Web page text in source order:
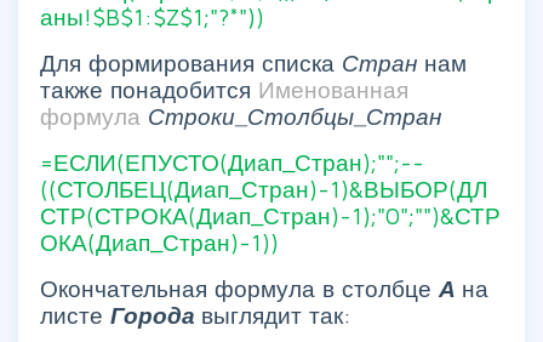
аны!$B$1:$Z$1;"?*"))
Для формирования списка Стран нам
также понадобится Именованная
формула Строки_Столбцы_Стран
=ЕСЛИ(ЕПУСТО(Диап_Стран);"";--
((СТОЛБЕЦ(Диап_Стран)-1)&ВЫБОР(ДЛ
СТР(СТРОКА(Диап_Стран)-1);"0";"")&СТР
ОКА(Диап_Стран)-1))
Окончательная формула в столбце А на
листе Города выглядит так: